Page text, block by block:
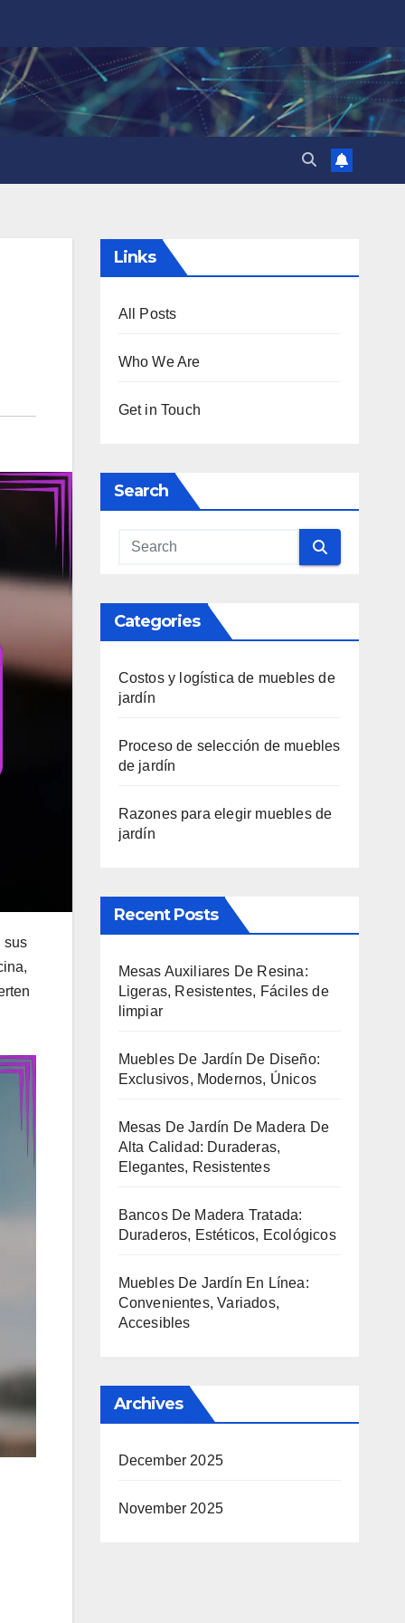
sus
Links
All Posts
Who We Are
Get in Touch
Search
Categories
Costos y logística de muebles de
jardín
Proceso de selección de muebles
de jardín
Razones para elegir muebles de
jardín
Recent Posts
Mesas Auxiliares De Resina:
Ligeras, Resistentes, Fáciles de
limpiar
Muebles De Jardín De Diseño:
Exclusivos, Modernos, Únicos
Mesas De Jardín De Madera De
Alta Calidad: Duraderas,
Elegantes, Resistentes
Bancos De Madera Tratada:
Duraderos, Estéticos, Ecológicos
Muebles De Jardín En Línea:
Convenientes, Variados,
Accesibles
Archives
December 2025
November 2025